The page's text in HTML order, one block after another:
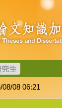
08 06:21